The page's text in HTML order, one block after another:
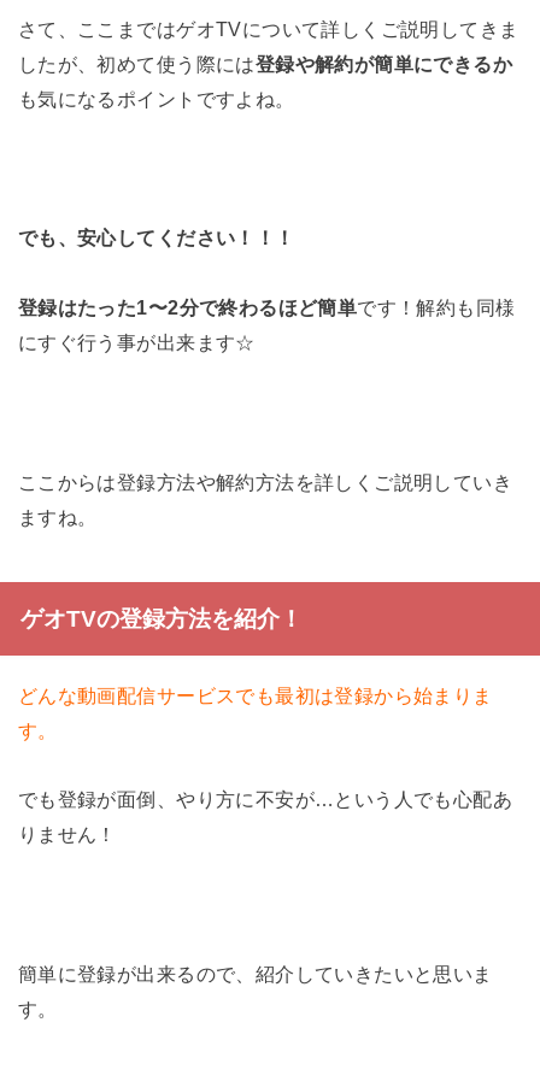
さて、ここまではゲオTVについて詳しくご説明してきま
したが、初めて使う際には登録や解約が簡単にできるか
も気になるポイントですよね。
でも、安心してください！！！
登録はたった1〜2分で終わるほど簡単です！解約も同様
にすぐ行う事が出来ます☆
ここからは登録方法や解約方法を詳しくご説明していき
ますね。
ゲオTVの登録方法を紹介！
どんな動画配信サービスでも最初は登録から始まりま
す。
でも登録が面倒、やり方に不安が…という人でも心配あ
りません！
簡単に登録が出来るので、紹介していきたいと思いま
す。